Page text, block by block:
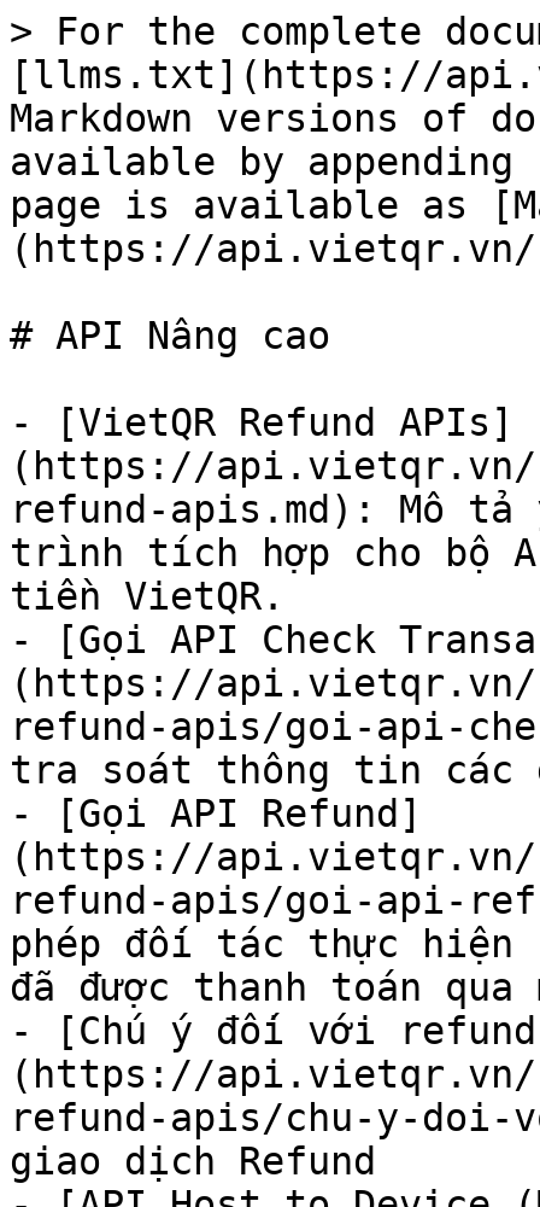
> For the complete
[llms.txt](https://
Markdown versions of
available by
page is available as
(https://api.vietqr.vn/
# API Nâng cao
- [VietQR Refund APIs]
(https://api.vietqr.vn/
refund-apis.md): Mô tả
trình tích hợp cho bộ
tiền VietQR.
- [Gọi API Check
(https://api.vietqr.vn/
refund-apis/goi-api-
tra soát thông tin các
- [Gọi API Refund]
(https://api.vietqr.vn/
refund-apis/goi-api-
phép đối tác thực hiện
đã được thanh toán qua
- [Chú ý đối với
(https://api.vietqr.vn/
refund-apis/chu-y-doi-
giao dịch Refund